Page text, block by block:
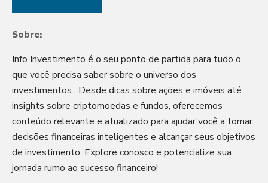
Sobre:
Info Investimento é o seu ponto de partida para tudo o
que você precisa saber sobre o universo dos
investimentos. Desde dicas sobre ações e imóveis até
insights sobre criptomoedas e fundos, oferecemos
conteúdo relevante e atualizado para ajudar você a tomar
decisões financeiras inteligentes e alcançar seus objetivos
de investimento. Explore conosco e potencialize sua
jornada rumo ao sucesso financeiro!